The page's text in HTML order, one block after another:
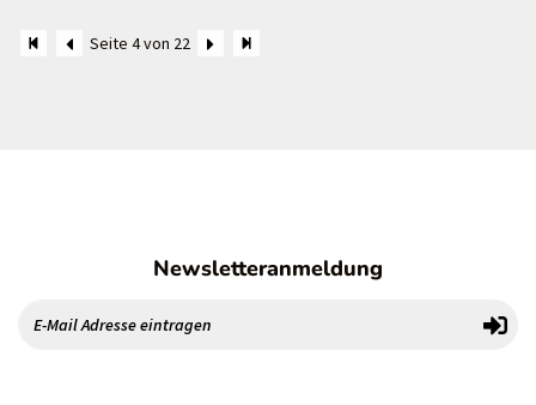
Seite 4 von 22
Newsletteranmeldung